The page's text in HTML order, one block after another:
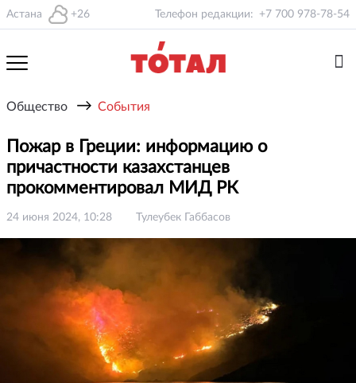
Астана +26 Телефон редакции: +7 700 978-78-54
Общество → События
Пожар в Греции: информацию о
причастности казахстанцев
прокомментировал МИД РК
24 июня 2024, 10:28 Тулеубек Габбасов